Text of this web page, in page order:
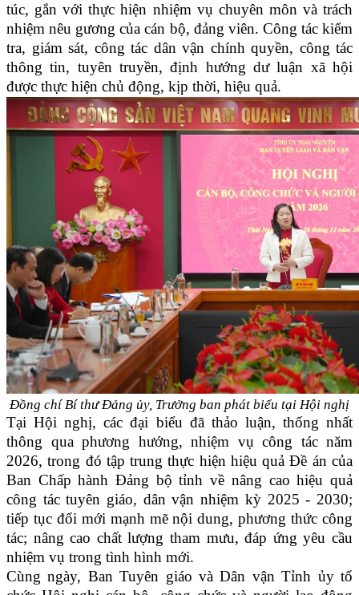
túc, gắn với thực hiện nhiệm vụ chuyên môn và trách
nhiệm nêu gương của cán bộ, đảng viên. Công tác kiểm
tra, giám sát, công tác dân vận chính quyền, công tác
thông tin, tuyên truyền, định hướng dư luận xã hội
được thực hiện chủ động, kịp thời, hiệu quả.
Đồng chí Bí thư Đảng ủy, Trưởng ban phát biểu tại Hội nghị
Tại Hội nghị, các đại biểu đã thảo luận, thống nhất
thông qua phương hướng, nhiệm vụ công tác năm
2026, trong đó tập trung thực hiện hiệu quả Đề án của
Ban Chấp hành Đảng bộ tỉnh về nâng cao hiệu quả
công tác tuyên giáo, dân vận nhiệm kỳ 2025 - 2030;
tiếp tục đổi mới mạnh mẽ nội dung, phương thức công
tác; nâng cao chất lượng tham mưu, đáp ứng yêu cầu
nhiệm vụ trong tình hình mới.
Cùng ngày, Ban Tuyên giáo và Dân vận Tỉnh ủy tổ